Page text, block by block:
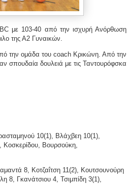
με 103-40 από την ισχυρή Ανόρθωση
της Α2 Γυναικών.
την ομάδα του coach Κρικώνη. Από την
σπουδαία δουλειά με τις Ταντουρόφσκα
10(1), Βλάχβεη 10(1),
Κοσκερίδου, Βουρσούκη,
8, Κοτζαΐτση 11(2), Κουτσουνούρη
8, Γκανάτσιου 4, Τσιμπίδη 3(1),